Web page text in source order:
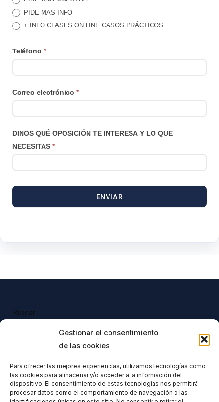
Gestionar el consentimiento
de las cookies
Para ofrecer las mejores experiencias, utilizamos tecnologías como
las cookies para almacenar y/o acceder a la información del
dispositivo. El consentimiento de estas tecnologías nos permitirá
procesar datos como el comportamiento de navegación o las
PIDE MAS INFO
+ INFO CLASES ON LINE CASOS PRÁCTICOS
Teléfono *
Correo electrónico *
DINOS QUÉ OPOSICIÓN TE INTERESA Y LO QUE
NECESITAS *
ENVIAR
Buscar
Todos nuestros productos tienen
incluido el IVA en su precio.